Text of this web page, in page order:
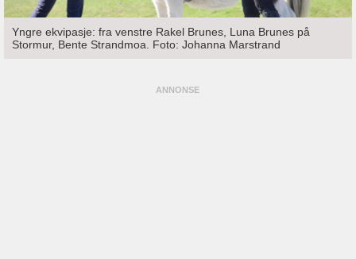
Yngre ekvipasje: fra venstre Rakel Brunes, Luna Brunes på
Stormur, Bente Strandmoa. Foto: Johanna Marstrand